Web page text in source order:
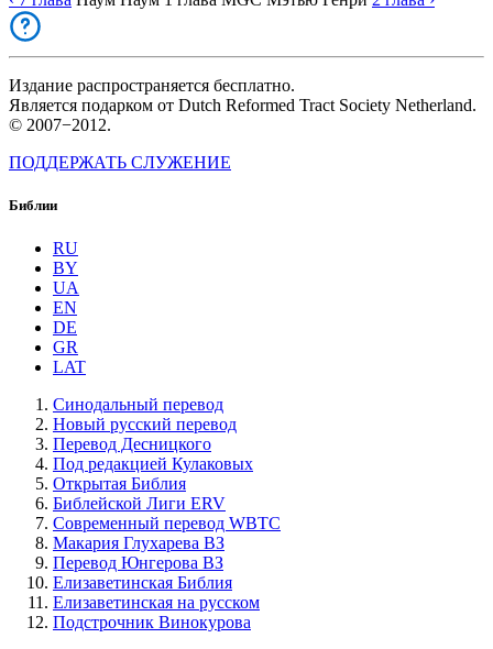
Издание распространяется бесплатно.
Является подарком от Dutch Reformed Tract Society Netherland.
© 2007−2012.
ПОДДЕРЖАТЬ СЛУЖЕНИЕ
Библии
RU
BY
UA
EN
DE
GR
LAT
Синодальный перевод
Новый русский перевод
Перевод Десницкого
Под редакцией Кулаковых
Открытая Библия
Библейской Лиги ERV
Cовременный перевод WBTC
Макария Глухарева ВЗ
Перевод Юнгерова ВЗ
Елизаветинская Библия
Елизаветинская на русском
Подстрочник Винокурова